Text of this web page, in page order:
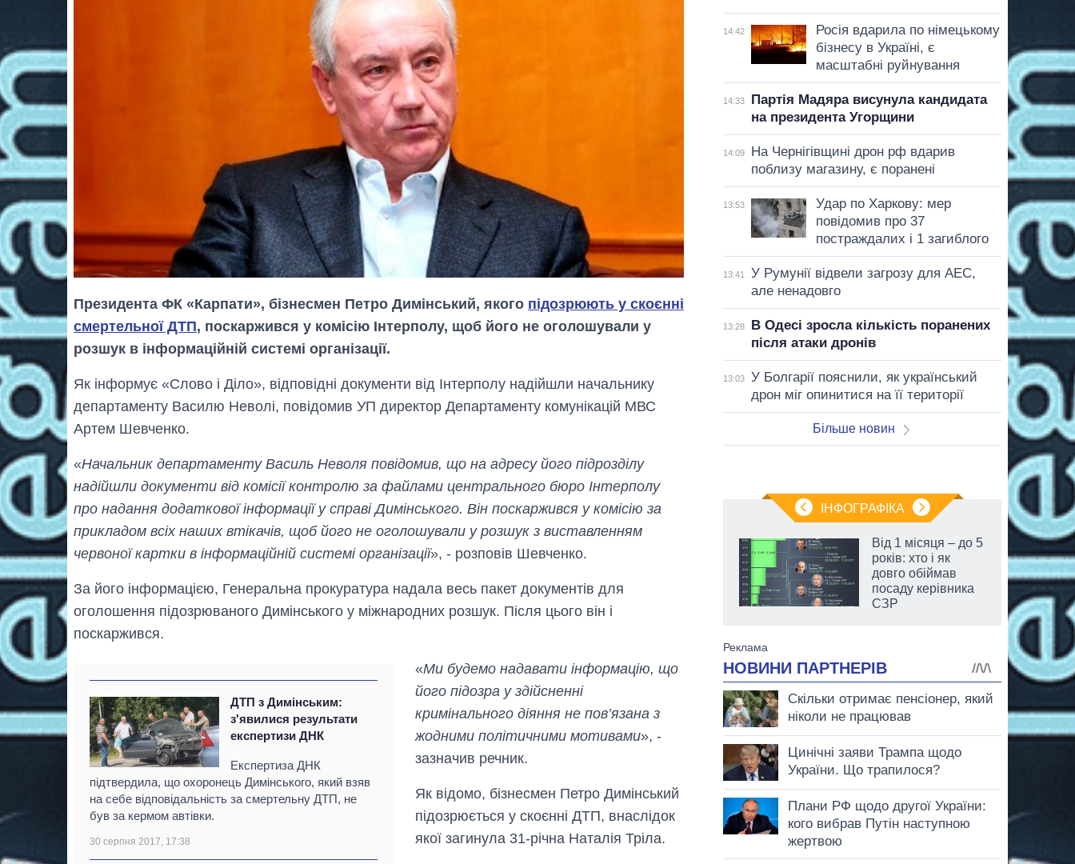
Президента ФК «Карпати», бізнесмен Петро Димінський, якого підозрюють у скоєнні
смертельної ДТП, поскаржився у комісію Інтерполу, щоб його не оголошували у
розшук в інформаційній системі організації.
Як інформує «Слово і Діло», відповідні документи від Інтерполу надійшли начальнику
департаменту Василю Неволі, повідомив УП директор Департаменту комунікацій МВС
Артем Шевченко.
«Начальник департаменту Василь Неволя повідомив, що на адресу його підрозділу
надійшли документи від комісії контролю за файлами центрального бюро Інтерполу
про надання додаткової інформації у справі Димінського. Він поскаржився у комісію за
прикладом всіх наших втікачів, щоб його не оголошували у розшук з виставленням
червоної картки в інформаційній системі організації», - розповів Шевченко.
За його інформацією, Генеральна прокуратура надала весь пакет документів для
оголошення підозрюваного Димінського у міжнародних розшук. Після цього він і
поскаржився.
ДТП з Димінським:
з'явилися результати
експертизи ДНК
Експертиза ДНК
підтвердила, що охоронець Димінського, який взяв
на себе відповідальність за смертельну ДТП, не
був за кермом автівки.
30 серпня 2017, 17:38
«Ми будемо надавати інформацію, що
його підозра у здійсненні
кримінального діяння не пов’язана з
жодними політичними мотивами», -
зазначив речник.
Як відомо, бізнесмен Петро Димінський
підозрюється у скоєнні ДТП, внаслідок
якої загинула 31-річна Наталія Тріла.
14:42
Росія вдарила по німецькому
бізнесу в Україні, є
масштабні руйнування
14:33
Партія Мадяра висунула кандидата
на президента Угорщини
14:09
На Чернігівщині дрон рф вдарив
поблизу магазину, є поранені
13:53
Удар по Харкову: мер
повідомив про 37
постраждалих і 1 загиблого
13:41
У Румунії відвели загрозу для АЕС,
але ненадовго
13:28
В Одесі зросла кількість поранених
після атаки дронів
13:03
У Болгарії пояснили, як український
дрон міг опинитися на її території
Більше новин
ІНФОГРАФІКА
великої війни
Від 1 місяця – до 5
років: хто і як
довго обіймав
посаду керівника
СЗР